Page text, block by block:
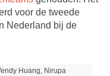
voor de tweede
Nederland bij de
Huang, Nirupa